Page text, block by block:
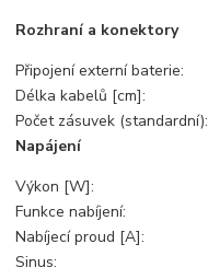
Rozhraní a konektory
Připojení externí baterie:
Délka kabelů [cm]:
Počet zásuvek (standardní):
Napájení
Výkon [W]:
Funkce nabíjení:
Nabíjecí proud [A]:
Sinus: